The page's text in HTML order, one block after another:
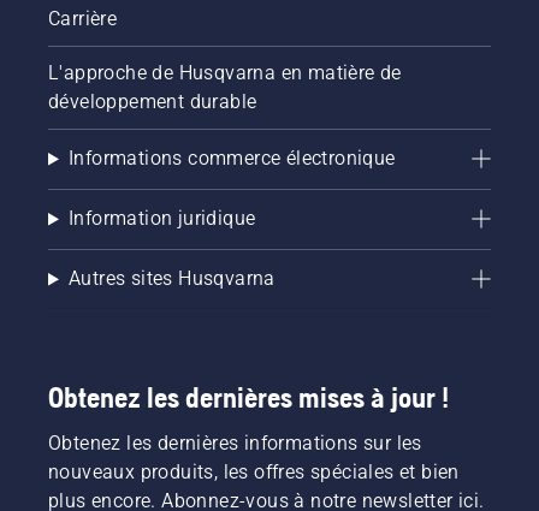
Carrière
L'approche de Husqvarna en matière de
développement durable
Informations commerce électronique
Information juridique
Autres sites Husqvarna
Obtenez les dernières mises à jour !
Obtenez les dernières informations sur les
nouveaux produits, les offres spéciales et bien
plus encore. Abonnez-vous à notre newsletter ici.